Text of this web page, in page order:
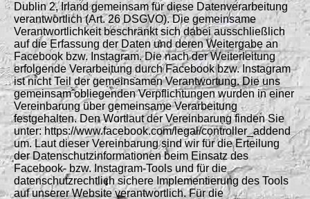
Dublin 2, Irland gemeinsam für diese Datenverarbeitung
verantwortlich (Art. 26 DSGVO). Die gemeinsame
Verantwortlichkeit beschränkt sich dabei ausschließlich
auf die Erfassung der Daten und deren Weitergabe an
Facebook bzw. Instagram. Die nach der Weiterleitung
erfolgende Verarbeitung durch Facebook bzw. Instagram
ist nicht Teil der gemeinsamen Verantwortung. Die uns
gemeinsam obliegenden Verpflichtungen wurden in einer
Vereinbarung über gemeinsame Verarbeitung
festgehalten. Den Wortlaut der Vereinbarung finden Sie
unter: https://www.facebook.com/legal/controller_addend
um. Laut dieser Vereinbarung sind wir für die Erteilung
der Datenschutzinformationen beim Einsatz des
Facebook- bzw. Instagram-Tools und für die
datenschutzrechtlich sichere Implementierung des Tools
auf unserer Website verantwortlich. Für die